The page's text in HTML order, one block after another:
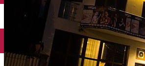
Închirieri auto
Închirieri biciclete
Taxi
Încărcare vehicule electrice